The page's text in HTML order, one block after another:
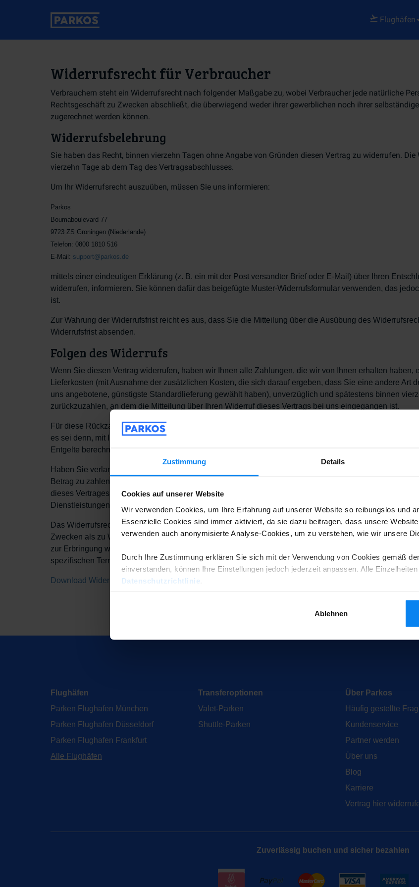
Zustimmung Details
Cookies auf unserer Website
Wir verwenden Cookies, um Ihre Erfahrung auf unserer Website so reibungslos und
Essenzielle Cookies sind immer aktiviert, da sie dazu beitragen, dass unsere
verwenden auch anonymisierte Analyse-Cookies, um zu verstehen, wie wir unsere
Durch Ihre Zustimmung erklären Sie sich mit der Verwendung von Cookies gemäß
einverstanden, können Ihre Einstellungen jedoch jederzeit anpassen. Alle
Datenschutzrichtlinie
Ablehnen
Flughäfen
Widerrufsrecht für Verbraucher
Verbrauchern steht ein Widerrufsrecht nach folgender Maßgabe zu, wobei Verbraucher jede natürliche
Rechtsgeschäft zu Zwecken abschließt, die überwiegend weder ihrer gewerblichen noch ihrer
zugerechnet werden können.
Widerrufsbelehrung
Sie haben das Recht, binnen vierzehn Tagen ohne Angabe von Gründen diesen Vertrag zu widerrufen.
vierzehn Tage ab dem Tag des Vertragsabschlusses.
Um Ihr Widerrufsrecht auszuüben, müssen Sie uns informieren:
Parkos
Boumaboulevard 77
9723 ZS Groningen (Niederlande)
Telefon: 0800 1810 516
E-Mail: support@parkos.de
mittels einer eindeutigen Erklärung (z. B. ein mit der Post versandter Brief oder E-Mail) über Ihren
widerrufen, informieren. Sie können dafür das beigefügte Muster-Widerrufsformular verwenden, das
ist.
Zur Wahrung der Widerrufsfrist reicht es aus, dass Sie die Mitteilung über die Ausübung des
Widerrufsfrist absenden.
Folgen des Widerrufs
Wenn Sie diesen Vertrag widerrufen, haben wir Ihnen alle Zahlungen, die wir von Ihnen erhalten haben,
Lieferkosten (mit Ausnahme der zusätzlichen Kosten, die sich darauf ergeben, dass Sie eine andere Art
uns angebotene, günstigste Standardlieferung gewählt haben), unverzüglich und spätestens binnen
zurückzuzahlen, an dem die Mitteilung über Ihren Widerruf dieses Vertrags bei uns eingegangen ist.
Für diese Rückzahlung verwenden wir dasselbe Zahlungsmittel, das Sie bei der ursprünglichen
es sei denn, mit Ihnen wurde ausdrücklich etwas anderes vereinbart; in keinem Fall werden Ihnen wegen
Entgelte berechnet.
Haben Sie verlangt, dass die Dienstleistungen während der Widerrufsfrist beginnen soll, so haben Sie
Betrag zu zahlen, der dem Anteil der bis zu dem Zeitpunkt, zu dem Sie uns von der Ausübung des
dieses Vertrages unterrichten, bereits erbrachten Dienstleistungen im Vergleich zum Gesamtbetrag der
Dienstleistungen entspricht.
Das Widerrufsrecht besteht nicht bei Verträgen zur Erbringung von Dienstleistungen in den Bereichen
Zwecken als zu Wohnzwecken, Beförderung von Waren, Kraftfahrzeugvermietung, Lieferung von
zur Erbringung weiterer Dienstleistungen im Zusammenhang mit Freizeitbetätigungen, wenn der Vertrag
spezifischen Termin oder Zeitraum vorsieht.
Download Widerrufsformular
Flughäfen
Parken Flughafen München
Parken Flughafen Düsseldorf
Parken Flughafen Frankfurt
Alle Flughäfen
Transferoptionen
Valet-Parken
Shuttle-Parken
Über Parkos
Häufig gestellte
Kundenservice
Partner werden
Über uns
Blog
Karriere
Vertrag hier
Zuverlässig buchen und sicher bezahlen